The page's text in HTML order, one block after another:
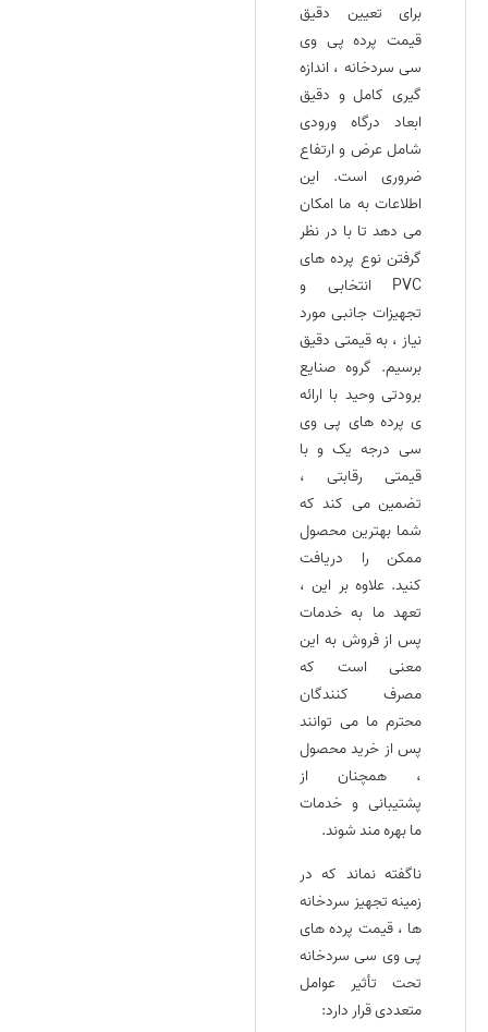
برای تعیین دقیق
قیمت پرده پی وی
سی سردخانه ، اندازه‌
گیری کامل و دقیق
ابعاد درگاه ورودی
شامل عرض و ارتفاع
ضروری است. این
اطلاعات به ما امکان
می‌ دهد تا با در نظر
گرفتن نوع پرده‌ های
PVC انتخابی و
تجهیزات جانبی مورد
نیاز ، به قیمتی دقیق
برسیم. گروه صنایع
برودتی وحید با ارائه‌
ی پرده‌ های پی وی
سی درجه یک و با
قیمتی رقابتی ،
تضمین می‌ کند که
شما بهترین محصول
ممکن را دریافت
کنید. علاوه بر این ،
تعهد ما به خدمات
پس از فروش به این
معنی است که
مصرف کنندگان
محترم ما می‌ توانند
پس از خرید محصول
، همچنان از
پشتیبانی و خدمات
ما بهره‌ مند شوند.
ناگفته نماند که در
زمینه تجهیز سردخانه‌
ها ، قیمت پرده‌ های
پی وی سی سردخانه
تحت تأثیر عوامل
متعددی قرار دارد: